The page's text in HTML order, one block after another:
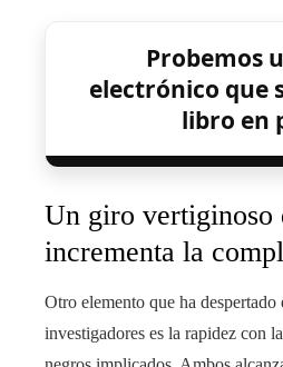
Probemos
electrónico que
libro en
Un giro vertiginoso
incrementa la
Otro elemento que ha despertado
investigadores es la rapidez con